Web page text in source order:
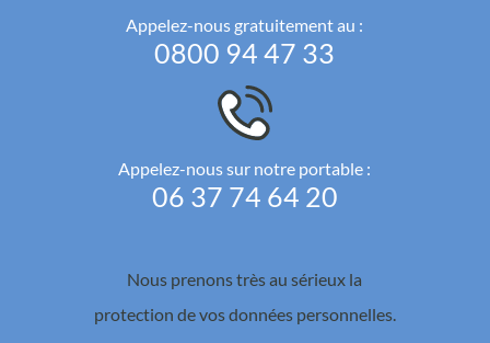
Appelez-nous gratuitement au :
0800 94 47 33
Appelez-nous sur notre portable :
06 37 74 64 20
Nous prenons très au sérieux la
protection de vos données personnelles.